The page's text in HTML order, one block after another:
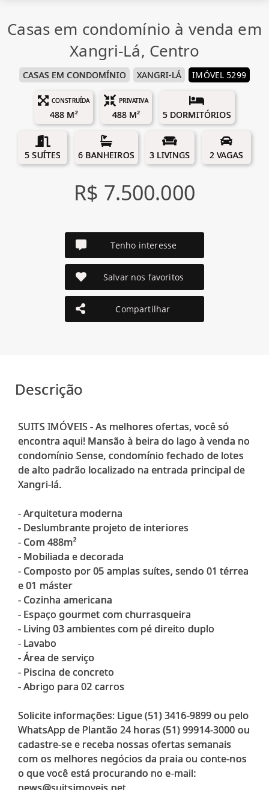
Casas em condomínio à venda em
Xangri-Lá, Centro
CASAS EM CONDOMÍNIO XANGRI-LÁ IMÓVEL 5299
CONSTRUÍDA
488 M²
PRIVATIVA
488 M² 5 DORMITÓRIOS
5 SUÍTES 6 BANHEIROS 3 LIVINGS 2 VAGAS
R$ 7.500.000
Tenho interesse
Salvar nos favoritos
Compartilhar
Descrição
SUITS IMÓVEIS - As melhores ofertas, você só
encontra aqui! Mansão à beira do lago à venda no
condomínio Sense, condomínio fechado de lotes
de alto padrão localizado na entrada principal de
Xangri-lá.
- Arquitetura moderna
- Deslumbrante projeto de interiores
- Com 488m²
- Mobiliada e decorada
- Composto por 05 amplas suítes, sendo 01 térrea
e 01 máster
- Cozinha americana
- Espaço gourmet com churrasqueira
- Living 03 ambientes com pé direito duplo
- Lavabo
- Área de serviço
- Piscina de concreto
- Abrigo para 02 carros
Solicite informações: Ligue (51) 3416-9899 ou pelo
WhatsApp de Plantão 24 horas (51) 99914-3000 ou
cadastre-se e receba nossas ofertas semanais
com os melhores negócios da praia ou conte-nos
o que você está procurando no e-mail: